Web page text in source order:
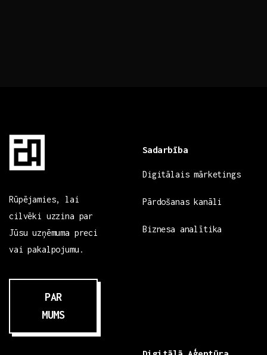
Rūpējamies, lai
cilvēki uzzina par
Jūsu uzņēmuma preci
vai pakalpojumu.
PAR
MUMS
Sadarbība
Digitālais mārketings
Pārdošanas kanāli
Biznesa analītika